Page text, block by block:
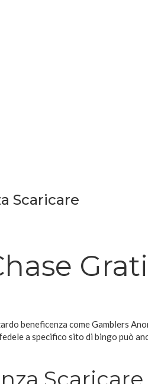
Scaricare
beneficenza come Gamblers
a specifico sito di bingo può